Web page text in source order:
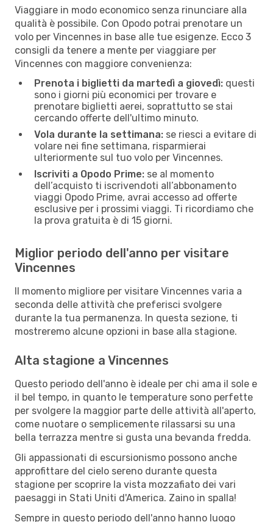
Viaggiare in modo economico senza rinunciare alla
qualità è possibile. Con Opodo potrai prenotare un
volo per Vincennes in base alle tue esigenze. Ecco 3
consigli da tenere a mente per viaggiare per
Vincennes con maggiore convenienza:
Prenota i biglietti da martedì a giovedì: questi
sono i giorni più economici per trovare e
prenotare biglietti aerei, soprattutto se stai
cercando offerte dell'ultimo minuto.
Vola durante la settimana: se riesci a evitare di
volare nei fine settimana, risparmierai
ulteriormente sul tuo volo per Vincennes.
Iscriviti a Opodo Prime: se al momento
dell’acquisto ti iscrivendoti all’abbonamento
viaggi Opodo Prime, avrai accesso ad offerte
esclusive per i prossimi viaggi. Ti ricordiamo che
la prova gratuita è di 15 giorni.
Miglior periodo dell'anno per visitare
Vincennes
Il momento migliore per visitare Vincennes varia a
seconda delle attività che preferisci svolgere
durante la tua permanenza. In questa sezione, ti
mostreremo alcune opzioni in base alla stagione.
Alta stagione a Vincennes
Questo periodo dell'anno è ideale per chi ama il sole e
il bel tempo, in quanto le temperature sono perfette
per svolgere la maggior parte delle attività all'aperto,
come nuotare o semplicemente rilassarsi su una
bella terrazza mentre si gusta una bevanda fredda.
Gli appassionati di escursionismo possono anche
approfittare del cielo sereno durante questa
stagione per scoprire la vista mozzafiato dei vari
paesaggi in Stati Uniti d'America. Zaino in spalla!
Sempre in questo periodo dell'anno hanno luogo